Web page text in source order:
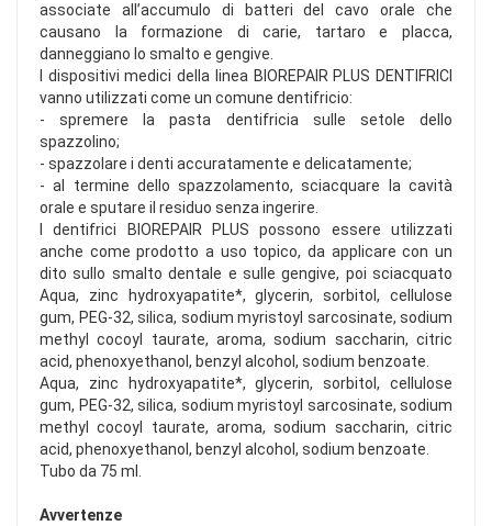
associate all’accumulo di batteri del cavo orale che
causano la formazione di carie, tartaro e placca,
danneggiano lo smalto e gengive.
I dispositivi medici della linea BIOREPAIR PLUS DENTIFRICI
vanno utilizzati come un comune dentifricio:
- spremere la pasta dentifricia sulle setole dello
spazzolino;
- spazzolare i denti accuratamente e delicatamente;
- al termine dello spazzolamento, sciacquare la cavità
orale e sputare il residuo senza ingerire.
I dentifrici BIOREPAIR PLUS possono essere utilizzati
anche come prodotto a uso topico, da applicare con un
dito sullo smalto dentale e sulle gengive, poi sciacquato
Aqua, zinc hydroxyapatite*, glycerin, sorbitol, cellulose
gum, PEG-32, silica, sodium myristoyl sarcosinate, sodium
methyl cocoyl taurate, aroma, sodium saccharin, citric
acid, phenoxyethanol, benzyl alcohol, sodium benzoate.
Aqua, zinc hydroxyapatite*, glycerin, sorbitol, cellulose
gum, PEG-32, silica, sodium myristoyl sarcosinate, sodium
methyl cocoyl taurate, aroma, sodium saccharin, citric
acid, phenoxyethanol, benzyl alcohol, sodium benzoate.
Tubo da 75 ml.
Avvertenze